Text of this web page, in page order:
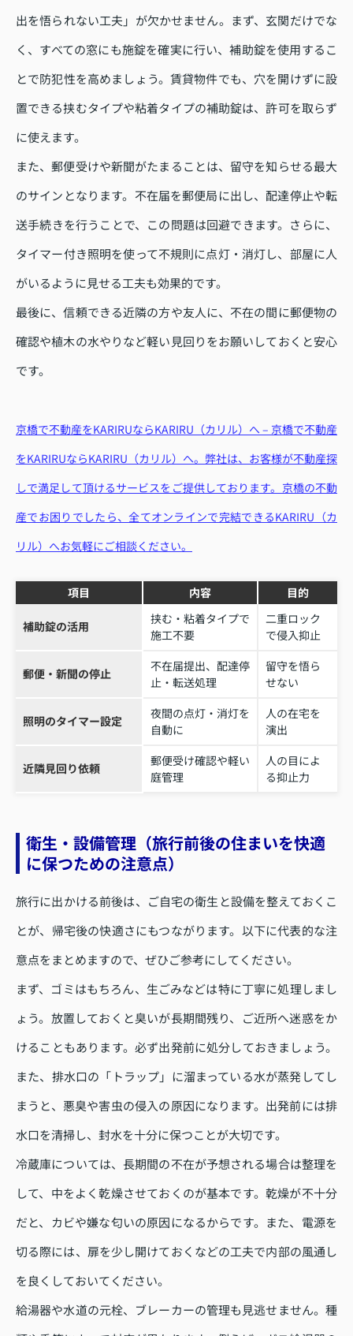
出を悟られない工夫」が欠かせません。まず、玄関だけでな
く、すべての窓にも施錠を確実に行い、補助錠を使用するこ
とで防犯性を高めましょう。賃貸物件でも、穴を開けずに設
置できる挟むタイプや粘着タイプの補助錠は、許可を取らず
に使えます。
また、郵便受けや新聞がたまることは、留守を知らせる最大
のサインとなります。不在届を郵便局に出し、配達停止や転
送手続きを行うことで、この問題は回避できます。さらに、
タイマー付き照明を使って不規則に点灯・消灯し、部屋に人
がいるように見せる工夫も効果的です。
最後に、信頼できる近隣の方や友人に、不在の間に郵便物の
確認や植木の水やりなど軽い見回りをお願いしておくと安心
です。
京橋で不動産をKARIRUならKARIRU（カリル）へ – 京橋で不動産
をKARIRUならKARIRU（カリル）へ。弊社は、お客様が不動産探
しで満足して頂けるサービスをご提供しております。京橋の不動
産でお困りでしたら、全てオンラインで完結できるKARIRU（カ
リル）へお気軽にご相談ください。
項目 内容 目的
補助錠の活用
挟む・粘着タイプで
施工不要
二重ロック
で侵入抑止
郵便・新聞の停止
不在届提出、配達停
止・転送処理
留守を悟ら
せない
照明のタイマー設定
夜間の点灯・消灯を
自動に
人の在宅を
演出
近隣見回り依頼
郵便受け確認や軽い
庭管理
人の目によ
る抑止力
衛生・設備管理（旅行前後の住まいを快適
に保つための注意点）
旅行に出かける前後は、ご自宅の衛生と設備を整えておくこ
とが、帰宅後の快適さにもつながります。以下に代表的な注
意点をまとめますので、ぜひご参考にしてください。
まず、ゴミはもちろん、生ごみなどは特に丁寧に処理しまし
ょう。放置しておくと臭いが長期間残り、ご近所へ迷惑をか
けることもあります。必ず出発前に処分しておきましょう。
また、排水口の「トラップ」に溜まっている水が蒸発してし
まうと、悪臭や害虫の侵入の原因になります。出発前には排
水口を清掃し、封水を十分に保つことが大切です。
冷蔵庫については、長期間の不在が予想される場合は整理を
して、中をよく乾燥させておくのが基本です。乾燥が不十分
だと、カビや嫌な匂いの原因になるからです。また、電源を
切る際には、扉を少し開けておくなどの工夫で内部の風通し
を良くしておいてください。
給湯器や水道の元栓、ブレーカーの管理も見逃せません。種